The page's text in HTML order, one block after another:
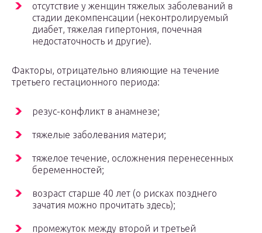
отсутствие у женщин тяжелых заболеваний в
стадии декомпенсации (неконтролируемый
диабет, тяжелая гипертония, почечная
недостаточность и другие).
Факторы, отрицательно влияющие на течение
третьего гестационного периода:
резус-конфликт в анамнезе;
тяжелые заболевания матери;
тяжелое течение, осложнения перенесенных
беременностей;
возраст старше 40 лет (о рисках позднего
зачатия можно прочитать здесь);
промежуток между второй и третьей